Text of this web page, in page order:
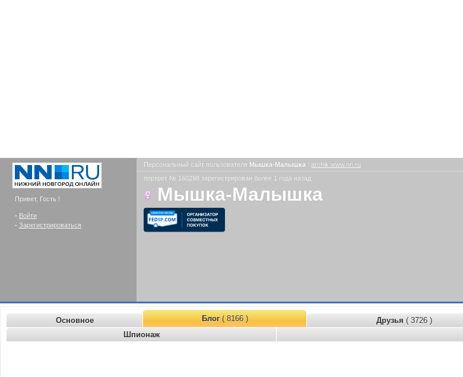
Привет, Гость !
- Войти
- Зарегистрироваться
Персональный сайт пользователя Мышка-Малышка : archik.www.nn.ru
портрет № 160298 зарегистрирован более 1 года назад
Мышка-Малышка
Основное Блог( 8166 ) Друзья ( 3726 )
Шпионаж